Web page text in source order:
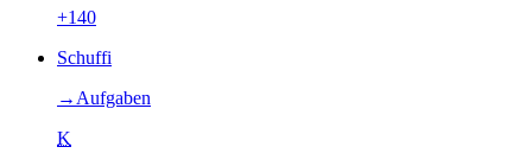
+140
Schuffi
→‎Aufgaben
K